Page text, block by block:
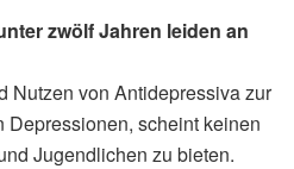
zwölf Jahren leiden an
Nutzen von Antidepressiva zur
scheint keinen
Jugendlichen zu bieten.